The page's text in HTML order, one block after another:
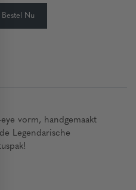
Bestel Nu
vorm, handgemaakt
Legendarische